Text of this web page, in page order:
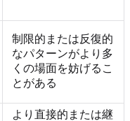
制限的または反復的
なパターンがより多
くの場面を妨げるこ
とがある
より直接的または継